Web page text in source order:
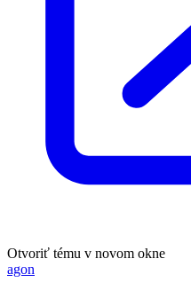
Otvoriť tému v novom okne
agon